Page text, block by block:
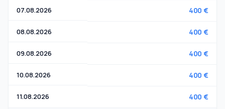
07.08.2026 400 €
08.08.2026 400 €
09.08.2026 400 €
10.08.2026 400 €
11.08.2026 400 €